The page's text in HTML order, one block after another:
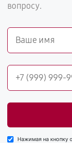
вопросу.
Нажимая на кнопку